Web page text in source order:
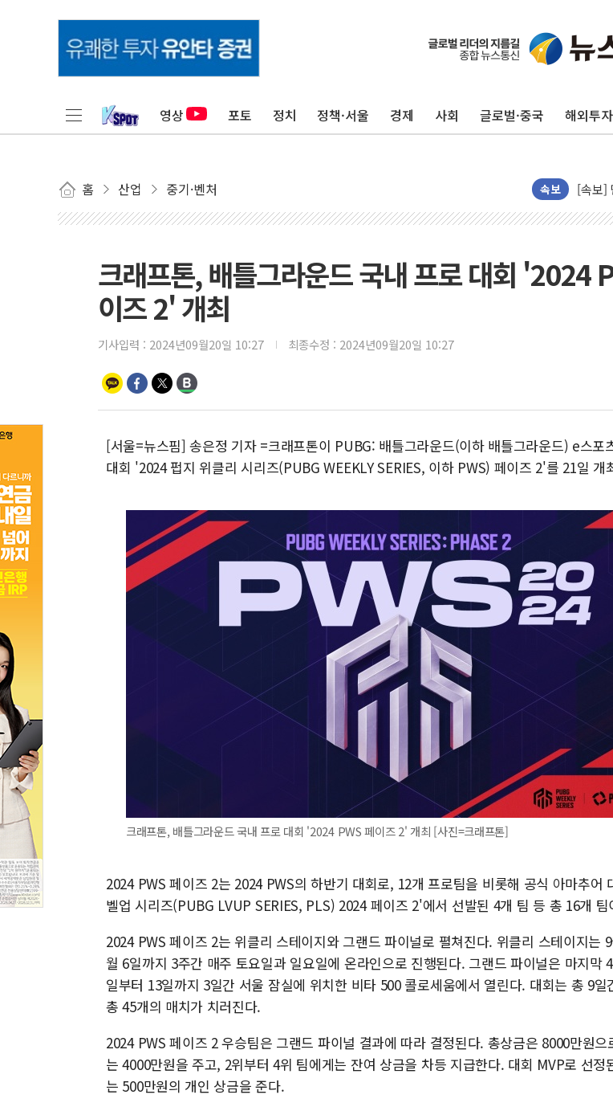
영상 포토 정치 정책·서울 경제 사회 글로벌·중국 해외투자
홈 산업 중기·벤처 속보
울진
[종합]
인천
인사
[속보]
[속보]
이번
강릉
폐기
서울
李대
여수
추미
인천
인천
'화합'
크래프톤, 배틀그라운드 국내 프로 대회 '2024
이즈 2' 개최
기사입력 : 2024년09월20일 10:27 최종수정 : 2024년09월20일 10:27
[서울=뉴스핌] 송은정 기자 =크래프톤이 PUBG: 배틀그라운드(이하 배틀그라운드) e스포
대회 '2024 펍지 위클리 시리즈(PUBG WEEKLY SERIES, 이하 PWS) 페이즈 2'를 21일 개
크래프톤, 배틀그라운드 국내 프로 대회 '2024 PWS 페이즈 2' 개최 [사진=크래프톤]
2024 PWS 페이즈 2는 2024 PWS의 하반기 대회로, 12개 프로팀을 비롯해 공식 아마추어
벨업 시리즈(PUBG LVUP SERIES, PLS) 2024 페이즈 2'에서 선발된 4개 팀 등 총 16개
2024 PWS 페이즈 2는 위클리 스테이지와 그랜드 파이널로 펼쳐진다. 위클리 스테이지는
월 6일까지 3주간 매주 토요일과 일요일에 온라인으로 진행된다. 그랜드 파이널은 마지막
일부터 13일까지 3일간 서울 잠실에 위치한 비타 500 콜로세움에서 열린다. 대회는 총 9일
총 45개의 매치가 치러진다.
2024 PWS 페이즈 2 우승팀은 그랜드 파이널 결과에 따라 결정된다. 총상금은 8000만원으
는 4000만원을 주고, 2위부터 4위 팀에게는 잔여 상금을 차등 지급한다. 대회 MVP로 선정
는 500만원의 개인 상금을 준다.